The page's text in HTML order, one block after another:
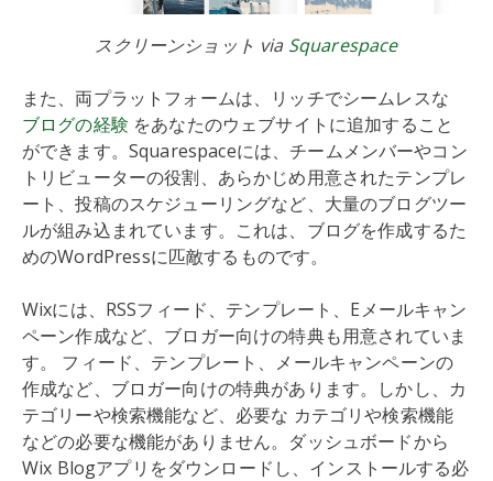
スクリーンショット via Squarespace
また、両プラットフォームは、リッチでシームレスな
ブログの経験 をあなたのウェブサイトに追加すること
ができます。Squarespaceには、チームメンバーやコン
トリビューターの役割、あらかじめ用意されたテンプレ
ート、投稿のスケジューリングなど、大量のブログツー
ルが組み込まれています。これは、ブログを作成するた
めのWordPressに匹敵するものです。
Wixには、RSSフィード、テンプレート、Eメールキャン
ペーン作成など、ブロガー向けの特典も用意されていま
す。 フィード、テンプレート、メールキャンペーンの
作成など、ブロガー向けの特典があります。しかし、カ
テゴリーや検索機能など、必要な カテゴリや検索機能
などの必要な機能がありません。ダッシュボードから
Wix Blogアプリをダウンロードし、インストールする必